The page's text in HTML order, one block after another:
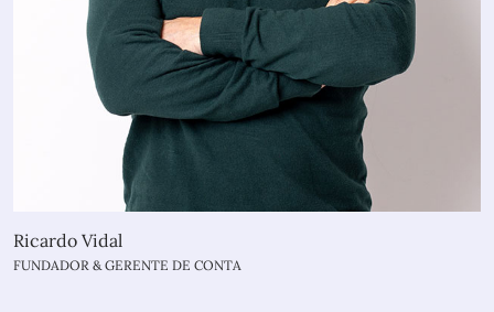
Ricardo Vidal
FUNDADOR & GERENTE DE CONTA